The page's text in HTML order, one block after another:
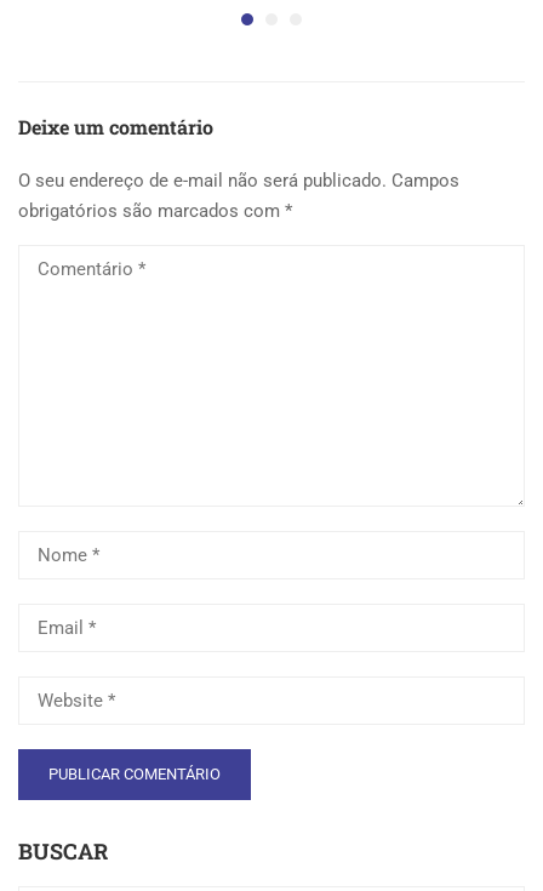
Deixe um comentário
O seu endereço de e-mail não será publicado. Campos
obrigatórios são marcados com *
BUSCAR